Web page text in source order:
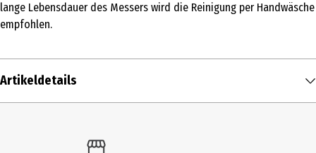
lange Lebensdauer des Messers wird die Reinigung per Handwäsche
empfohlen.
Artikeldetails